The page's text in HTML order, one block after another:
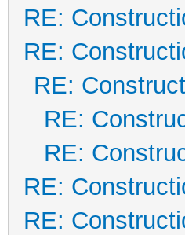
RE:
RE:
RE:
RE:
RE:
RE:
RE: